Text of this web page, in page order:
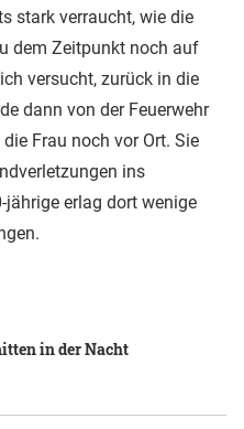
stark verraucht, wie die
dem Zeitpunkt noch auf
versucht, zurück in die
dann von der Feuerwehr
Frau noch vor Ort. Sie
ins
jährige erlag dort wenige
in der Nacht